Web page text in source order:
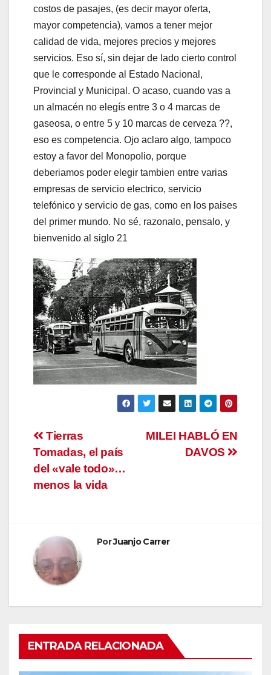
costos de pasajes, (es decir mayor oferta,
mayor competencia), vamos a tener mejor
calidad de vida, mejores precios y mejores
servicios. Eso sí, sin dejar de lado cierto control
que le corresponde al Estado Nacional,
Provincial y Municipal. O acaso, cuando vas a
un almacén no elegís entre 3 o 4 marcas de
gaseosa, o entre 5 y 10 marcas de cerveza ??,
eso es competencia. Ojo aclaro algo, tampoco
estoy a favor del Monopolio, porque
deberiamos poder elegir tambien entre varias
empresas de servicio electrico, servicio
telefónico y servicio de gas, como en los paises
del primer mundo. No sé, razonalo, pensalo, y
bienvenido al siglo 21
Navegación
de
entradas
MILEI HABLÓ EN
DAVOS
Tierras
Tomadas, el país
del «vale todo»…
menos la vida
PorJuanjo Carrer
ENTRADA RELACIONADA